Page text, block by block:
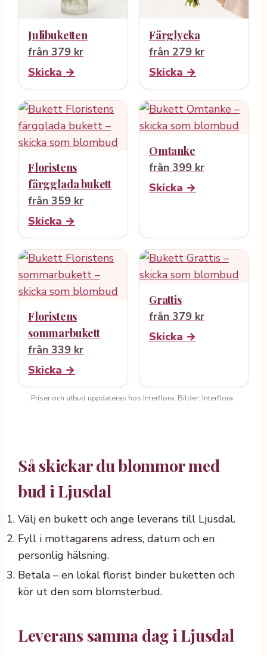
Julibuketten
från 379 kr
Skicka →
Färglycka
från 279 kr
Skicka →
Floristens
färgglada bukett
från 359 kr
Skicka →
Omtanke
från 399 kr
Skicka →
Floristens
sommarbukett
från 339 kr
Skicka →
Grattis
från 379 kr
Skicka →
Priser och utbud uppdateras hos Interflora. Bilder: Interflora.
Så skickar du blommor med
bud i Ljusdal
Välj en bukett och ange leverans till Ljusdal.
Fyll i mottagarens adress, datum och en
personlig hälsning.
Betala – en lokal florist binder buketten och
kör ut den som blomsterbud.
Leverans samma dag i Ljusdal